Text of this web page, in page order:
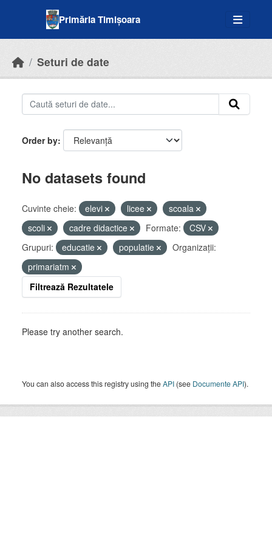
Primăria Timișoara
Seturi de date
Order by
No datasets found
Cuvinte cheie: elevi licee
scoala
scoli
cadre didactice Formate:
CSV
Grupuri:
educatie populatie
Organizații:
primariatm
Filtrează Rezultatele
Please try another search.
You can also access this registry using theAPI (see Documente API).